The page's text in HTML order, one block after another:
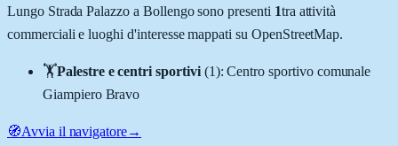
Lungo Strada Palazzo a Bollengosono presenti 1tra attività
commerciali e luoghi d'interesse mappati su OpenStreetMap.
🏋️Palestre e centri sportivi (1):Centro sportivo comunale
Giampiero Bravo
🧭Avvia il navigatore→